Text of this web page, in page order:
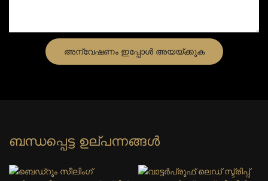
അന്വേഷണം ഇപ്പോൾ അയയ്ക്കുക
ബന്ധപ്പെട്ട ഉല്പന്നങ്ങൾ